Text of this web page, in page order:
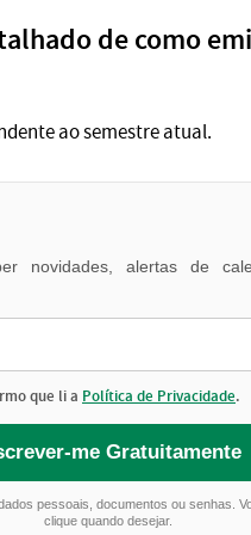
de como
ao semestre atual.
novidades, alertas de
que li a Política de Privacidade.
me Gratuitamente
pessoais, documentos ou senhas.
clique quando desejar.